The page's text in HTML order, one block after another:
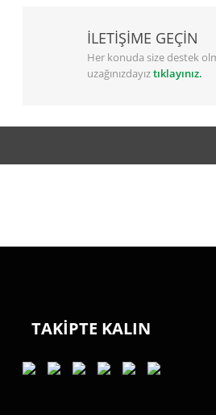
İLETİŞİME GEÇİN
Her konuda size destek
uzağınızdayıztıklayınız.
TAKİPTE KALIN